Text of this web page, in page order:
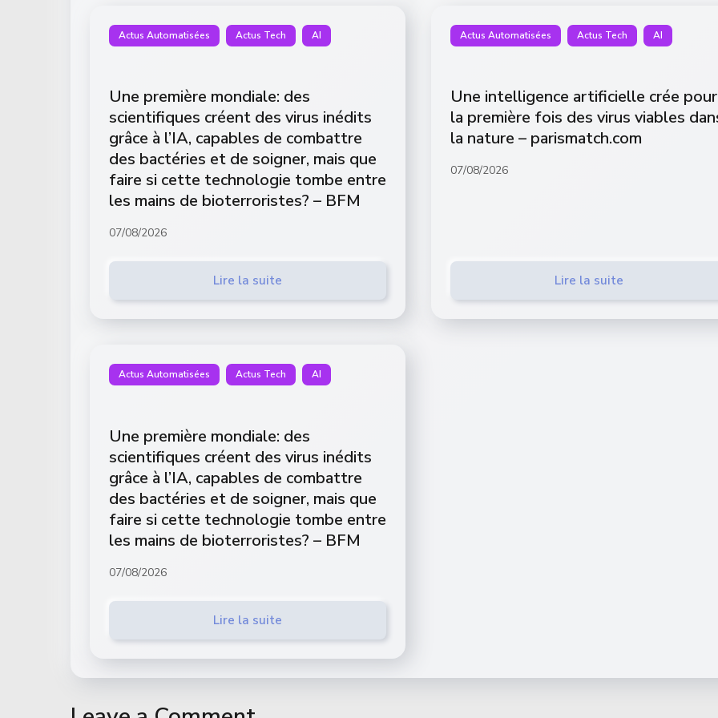
Actus Automatisées Actus Tech AI
Une première mondiale: des
scientifiques créent des virus inédits
grâce à l’IA, capables de combattre
des bactéries et de soigner, mais que
faire si cette technologie tombe entre
les mains de bioterroristes? – BFM
07/08/2026
Lire la suite
Actus Automatisées Actus Tech AI
Une intelligence artificielle crée pour
la première fois des virus viables
la nature – parismatch.com
07/08/2026
Lire la suite
Actus Automatisées Actus Tech AI
Une première mondiale: des
scientifiques créent des virus inédits
grâce à l’IA, capables de combattre
des bactéries et de soigner, mais que
faire si cette technologie tombe entre
les mains de bioterroristes? – BFM
07/08/2026
Lire la suite